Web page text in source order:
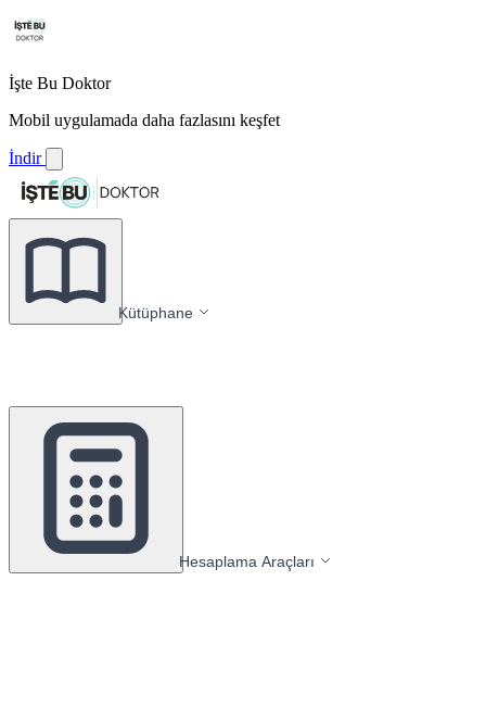
İşte Bu Doktor
Mobil uygulamada daha fazlasını keşfet
İndir
Kütüphane
Hesaplama Araçları